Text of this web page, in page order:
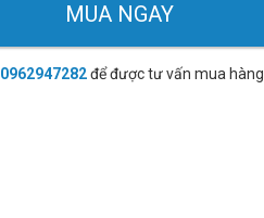
MUA NGAY
0962947282để được tư vấn mua hàng